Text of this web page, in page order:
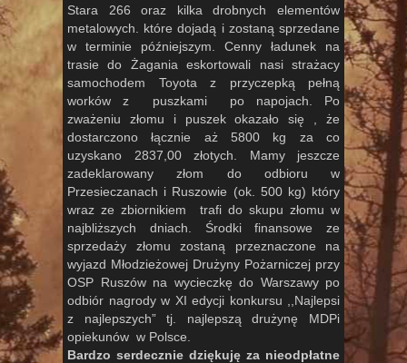
Stara 266 oraz kilka drobnych elementów
metalowych. które dojadą i zostaną sprzedane
w terminie późniejszym. Cenny ładunek na
trasie do Żagania eskortowali nasi strażacy
samochodem Toyota z przyczepką pełną
worków z puszkami po napojach. Po
zważeniu złomu i puszek okazało się , że
dostarczono łącznie aż 5800 kg za co
uzyskano 2837,00 złotych. Mamy jeszcze
zadeklarowany złom do odbioru w
Przesieczanach i Ruszowie (ok. 500 kg) który
wraz ze zbiornikiem trafi do skupu złomu w
najbliższych dniach. Środki finansowe ze
sprzedaży złomu zostaną przeznaczone na
wyjazd Młodzieżowej Drużyny Pożarniczej przy
OSP Ruszów na wycieczkę do Warszawy po
odbiór nagrody w XI edycji konkursu ,,Najlepsi
z najlepszych” tj. najlepszą drużynę MDPi
opiekunów w Polsce.
Bardzo serdecznie dziękuję za nieodpłatne